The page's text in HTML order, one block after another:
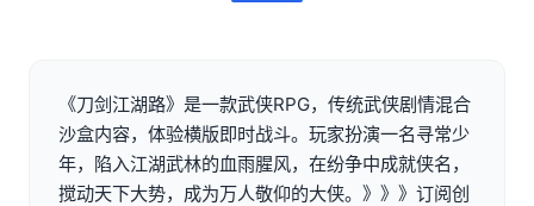
《刀剑江湖路》是一款武侠RPG，传统武侠剧情混合
沙盒内容，体验横版即时战斗。玩家扮演一名寻常少
年，陷入江湖武林的血雨腥风，在纷争中成就侠名，
搅动天下大势，成为万人敬仰的大侠。》》》订阅创